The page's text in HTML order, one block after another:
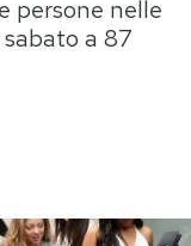
Idee
persone nelle
a 87